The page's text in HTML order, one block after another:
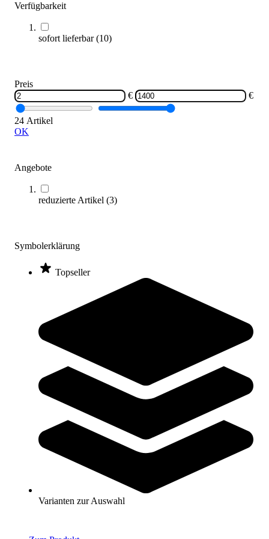
Verfügbarkeit
sofort lieferbar(10)
Preis
€
€
24 Artikel
OK
Angebote
reduzierte Artikel (3)
Symbolerklärung
Topseller
Varianten zur Auswahl
BenchK® Sprossenwand 221 mit Klimmzugstange
719,00 €
Varianten zur Auswahl
Nur wenige auf Lager
BenchK® Sprossenwand 700
505,00 €
Zum Produkt
Varianten zur Auswahl
Nur wenige auf Lager
UpForm® Sprossenwand UF-007